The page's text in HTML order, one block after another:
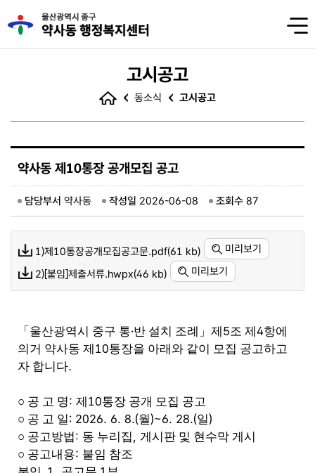
고시공고
동소식 고시공고
약사동 제10통장 공개모집 공고
담당부서 약사동 작성일 2026-06-08 조회수 87
1)제10통장공개모집공고문.pdf(61 kb)
미리보기
2)[붙임]제출서류.hwpx(46 kb)
미리보기
「 울산광역시 중구 통·반 설치 조례 」 제 5조 제4항에
의거 약사동 제 10통장을 아래와 같이 모집 공고하고
자 합니다.
○ 공 고 명: 제 10통장 공개 모집 공고
○ 공 고 일: 2026. 6. 8.(월)~6. 28.(일)
○ 공고방법: 동 누리집 , 게시판 및 현수막 게시
○ 공고내용: 붙임 참조